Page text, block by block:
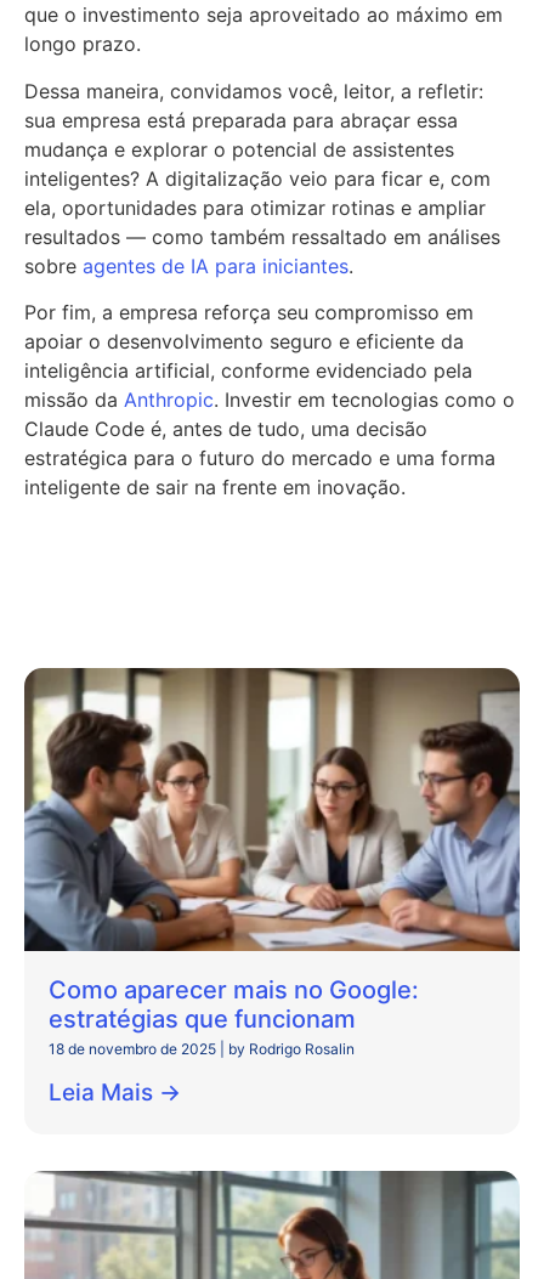
que o investimento seja aproveitado ao máximo em
longo prazo.
Dessa maneira, convidamos você, leitor, a refletir:
sua empresa está preparada para abraçar essa
mudança e explorar o potencial de assistentes
inteligentes? A digitalização veio para ficar e, com
ela, oportunidades para otimizar rotinas e ampliar
resultados — como também ressaltado em análises
sobre agentes de IA para iniciantes.
Por fim, a empresa reforça seu compromisso em
apoiar o desenvolvimento seguro e eficiente da
inteligência artificial, conforme evidenciado pela
missão da Anthropic. Investir em tecnologias como o
Claude Code é, antes de tudo, uma decisão
estratégica para o futuro do mercado e uma forma
inteligente de sair na frente em inovação.
Como aparecer mais no Google:
estratégias que funcionam
18 de novembro de 2025 by Rodrigo Rosalin
Leia Mais →